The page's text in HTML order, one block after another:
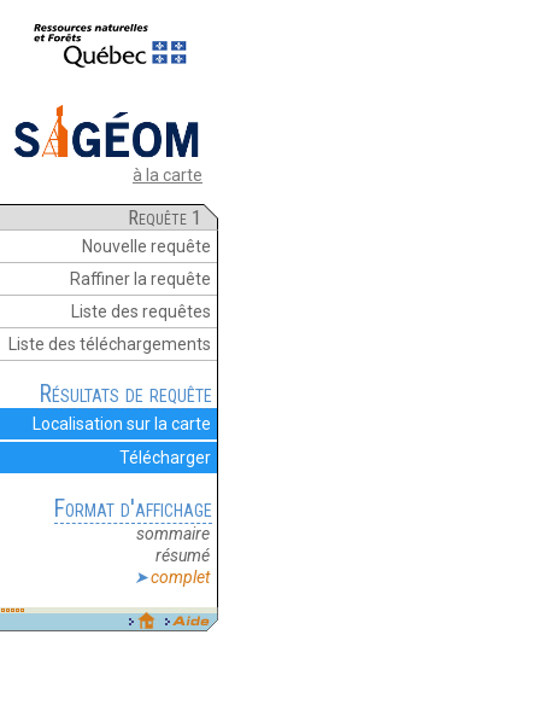
à la carte
Requête 1
Nouvelle requête
Raffiner la requête
Liste des requêtes
Liste des téléchargements
Résultats de requête
Localisation sur la carte
Télécharger
Format d'affichage
sommaire
résumé
complet